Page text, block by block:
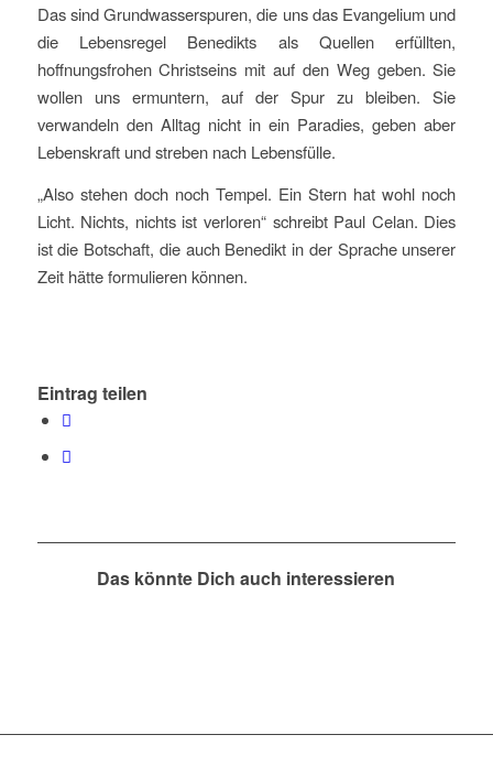
Das sind Grundwasserspuren, die uns das Evangelium und
die Lebensregel Benedikts als Quellen erfüllten,
hoffnungsfrohen Christseins mit auf den Weg geben. Sie
wollen uns ermuntern, auf der Spur zu bleiben. Sie
verwandeln den Alltag nicht in ein Paradies, geben aber
Lebenskraft und streben nach Lebensfülle.
„Also stehen doch noch Tempel. Ein Stern hat wohl noch
Licht. Nichts, nichts ist verloren“ schreibt Paul Celan. Dies
ist die Botschaft, die auch Benedikt in der Sprache unserer
Zeit hätte formulieren können.
Eintrag teilen
Das könnte Dich auch interessieren